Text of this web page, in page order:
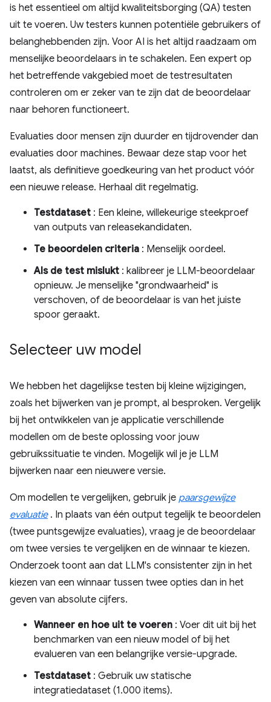
is het essentieel om altijd kwaliteitsborging (QA) testen
uit te voeren. Uw testers kunnen potentiële gebruikers of
belanghebbenden zijn. Voor AI is het altijd raadzaam om
menselijke beoordelaars in te schakelen. Een expert op
het betreffende vakgebied moet de testresultaten
controleren om er zeker van te zijn dat de beoordelaar
naar behoren functioneert.
Evaluaties door mensen zijn duurder en tijdrovender dan
evaluaties door machines. Bewaar deze stap voor het
laatst, als definitieve goedkeuring van het product vóór
een nieuwe release. Herhaal dit regelmatig.
Testdataset : Een kleine, willekeurige steekproef
van outputs van releasekandidaten.
Te beoordelen criteria : Menselijk oordeel.
Als de test mislukt : kalibreer je LLM-beoordelaar
opnieuw. Je menselijke "grondwaarheid" is
verschoven, of de beoordelaar is van het juiste
spoor geraakt.
Selecteer uw model
We hebben het dagelijkse testen bij kleine wijzigingen,
zoals het bijwerken van je prompt, al besproken. Vergelijk
bij het ontwikkelen van je applicatie verschillende
modellen om de beste oplossing voor jouw
gebruikssituatie te vinden. Mogelijk wil je je LLM
bijwerken naar een nieuwere versie.
Om modellen te vergelijken, gebruik je paarsgewijze
evaluatie. In plaats van één output tegelijk te beoordelen
(twee puntsgewijze evaluaties), vraag je de beoordelaar
om twee versies te vergelijken en de winnaar te kiezen.
Onderzoek toont aan dat LLM's consistenter zijn in het
kiezen van een winnaar tussen twee opties dan in het
geven van absolute cijfers.
Wanneer en hoe uit te voeren : Voer dit uit bij het
benchmarken van een nieuw model of bij het
evalueren van een belangrijke versie-upgrade.
Testdataset : Gebruik uw statische
integratiedataset (1.000 items).